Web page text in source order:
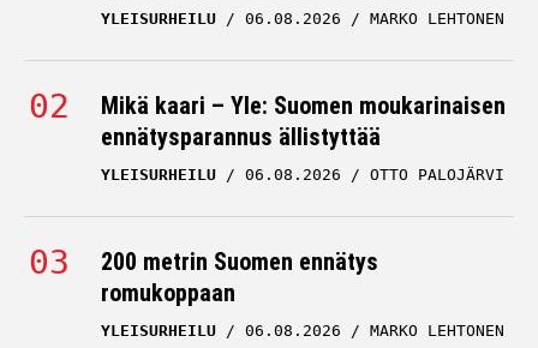
Mikä kaari – Yle: Suomen moukarinaisen
ennätysparannus ällistyttää
YLEISURHEILU 06.08.2026 OTTO PALOJÄRVI
200 metrin Suomen ennätys
romukoppaan
YLEISURHEILU